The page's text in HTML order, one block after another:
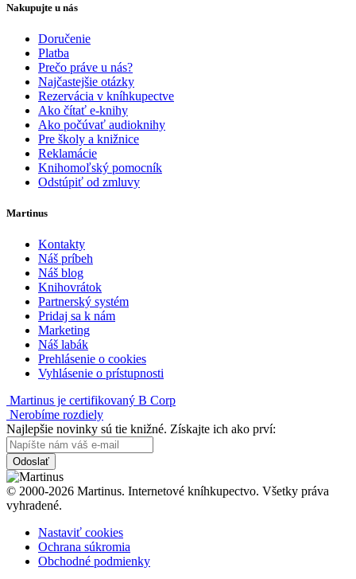
Nakupujte u nás
Doručenie
Platba
Prečo práve u nás?
Najčastejšie otázky
Rezervácia v kníhkupectve
Ako čítať e-knihy
Ako počúvať audioknihy
Pre školy a knižnice
Reklamácie
Knihomoľský pomocník
Odstúpiť od zmluvy
Martinus
Kontakty
Náš príbeh
Náš blog
Knihovrátok
Partnerský systém
Pridaj sa k nám
Marketing
Náš labák
Prehlásenie o cookies
Vyhlásenie o prístupnosti
Martinus je certifikovaný B Corp
Nerobíme rozdiely
Najlepšie novinky sú tie knižné. Získajte ich ako prví:
Odoslať
© 2000-2026 Martinus. Internetové kníhkupectvo. Všetky práva
vyhradené.
Nastaviť cookies
Ochrana súkromia
Obchodné podmienky